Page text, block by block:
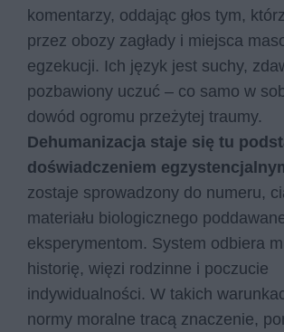
komentarzy, oddając głos tym,
przez obozy zagłady i miejsca
egzekucji. Ich język jest suchy,
pozbawiony uczuć – co samo w
dowód ogromu przeżytej traumy.
Dehumanizacja staje się tu
doświadczeniem
zostaje sprowadzony do numeru,
materiału biologicznego
eksperymentom. System odbiera
historię, więzi rodzinne i poczucie
indywidualności. W takich
normy moralne tracą znaczenie,